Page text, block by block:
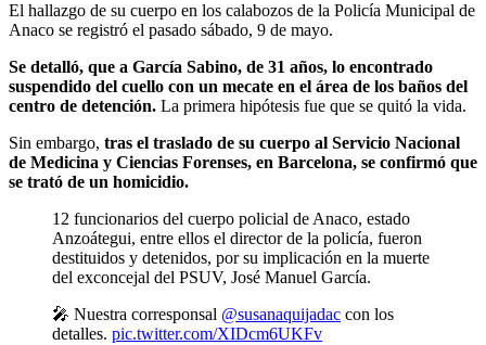
El hallazgo de su cuerpo en los calabozos de la Policía Municipal de
Anaco se registró el pasado sábado, 9 de mayo.
Se detalló, que a García Sabino, de 31 años, lo encontrado
suspendido del cuello con un mecate en el área de los baños del
centro de detención. La primera hipótesis fue que se quitó la vida.
Sin embargo, tras el traslado de su cuerpo al Servicio Nacional
de Medicina y Ciencias Forenses, en Barcelona, se confirmó que
se trató de un homicidio.
12 funcionarios del cuerpo policial de Anaco, estado
Anzoátegui, entre ellos el director de la policía, fueron
destituidos y detenidos, por su implicación en la muerte
del exconcejal del PSUV, José Manuel García.
🎤 Nuestra corresponsal @susanaquijadac con los
detalles. pic.twitter.com/XIDcm6UKFv